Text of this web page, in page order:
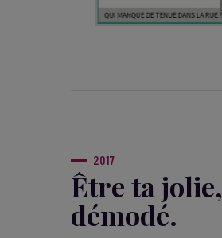
2017
Être ta jolie,
démodé.